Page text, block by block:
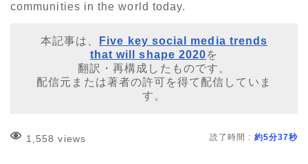
communities in the world today.
本記事は、
Five key social media trends
that will shape 2020を
翻訳・再構成したものです。
配信元または著者の許可を得て配信していま
す。
1,558 views 読了時間 : 約5分37秒